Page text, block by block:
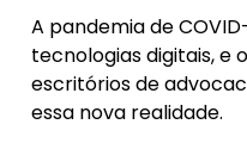
A pandemia de
tecnologias digitais, e
escritórios de
essa nova realidade.